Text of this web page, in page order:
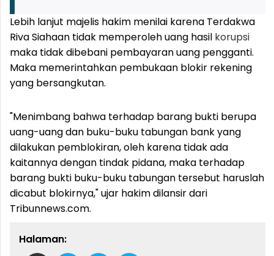
Lebih lanjut majelis hakim menilai karena Terdakwa
Riva Siahaan tidak memperoleh uang hasil korupsi
maka tidak dibebani pembayaran uang pengganti.
Maka memerintahkan pembukaan blokir rekening
yang bersangkutan.
"Menimbang bahwa terhadap barang bukti berupa
uang-uang dan buku-buku tabungan bank yang
dilakukan pemblokiran, oleh karena tidak ada
kaitannya dengan tindak pidana, maka terhadap
barang bukti buku-buku tabungan tersebut haruslah
dicabut blokirnya," ujar hakim dilansir dari
Tribunnews.com.
Halaman: